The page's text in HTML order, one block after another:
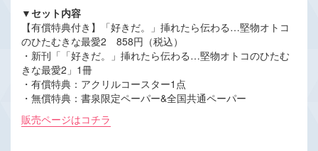
▼セット内容
【有償特典付き】「好きだ。」挿れたら伝わる…堅物オトコ
のひたむきな最愛2 858円（税込）
・新刊「「好きだ。」挿れたら伝わる…堅物オトコのひたむ
きな最愛2」1冊
・有償特典：アクリルコースター1点
・無償特典：書泉限定ペーパー&全国共通ペーパー
販売ページはコチラ